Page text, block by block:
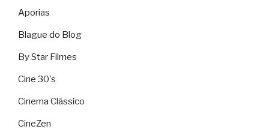
Aporias
Blague do Blog
By Star Filmes
Cine 30's
Cinema Clássico
CineZen